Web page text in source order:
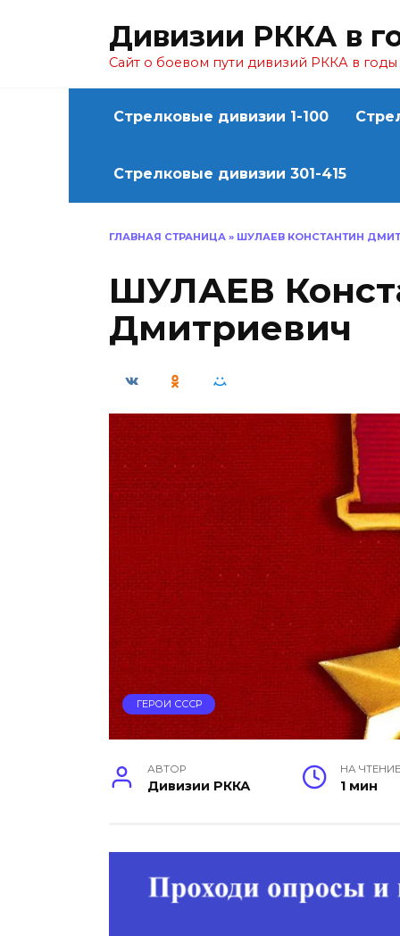
Дивизии РККА в
Сайт о боевом пути дивизий РККА в
Стрелковые дивизии 1-100
Стрелковые дивизии 301-415
ГЛАВНАЯ СТРАНИЦА » ШУЛАЕВ КОНСТАНТИН
ШУЛАЕВ
Дмитриевич
ГЕРОИ СССР
АВТОР
Дивизии РККА
НА ЧТЕНИЕ
1 мин